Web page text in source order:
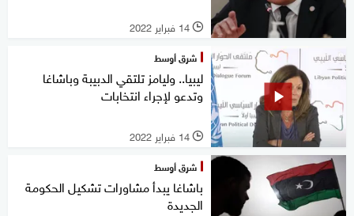
l 14 فبراير 2022
شرق أوسط
ليبيا.. وليامز تلتقي الدبيبة وباشاغا
وتدعو لإجراء انتخابات
l 14 فبراير 2022
شرق أوسط
باشاغا يبدأ مشاورات تشكيل الحكومة
الجديدة